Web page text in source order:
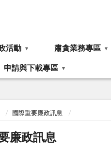
活動 肅貪業務專區
申請與下載專區
國際重要廉政訊息
廉政訊息